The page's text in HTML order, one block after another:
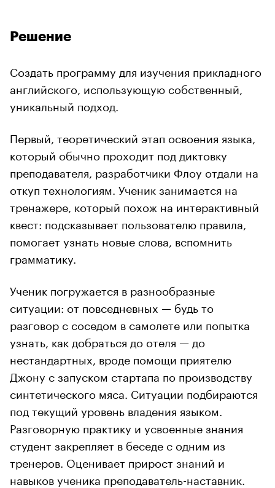
Решение
Создать программу для изучения прикладного
английского, использующую собственный,
уникальный подход.
Первый, теоретический этап освоения языка,
который обычно проходит под диктовку
преподавателя, разработчики Флоу отдали на
откуп технологиям. Ученик занимается на
тренажере, который похож на интерактивный
квест: подсказывает пользователю правила,
помогает узнать новые слова, вспомнить
грамматику.
Ученик погружается в разнообразные
ситуации: от повседневных — будь то
разговор с соседом в самолете или попытка
узнать, как добраться до отеля — до
нестандартных, вроде помощи приятелю
Джону с запуском стартапа по производству
синтетического мяса. Ситуации подбираются
под текущий уровень владения языком.
Разговорную практику и усвоенные знания
студент закрепляет в беседе с одним из
тренеров. Оценивает прирост знаний и
навыков ученика преподаватель-наставник.